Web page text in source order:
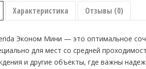
1
Характеристика Отзывы (0)
Эконом Мини — это оптимальное
для мест со средней
и другие объекты, где важны